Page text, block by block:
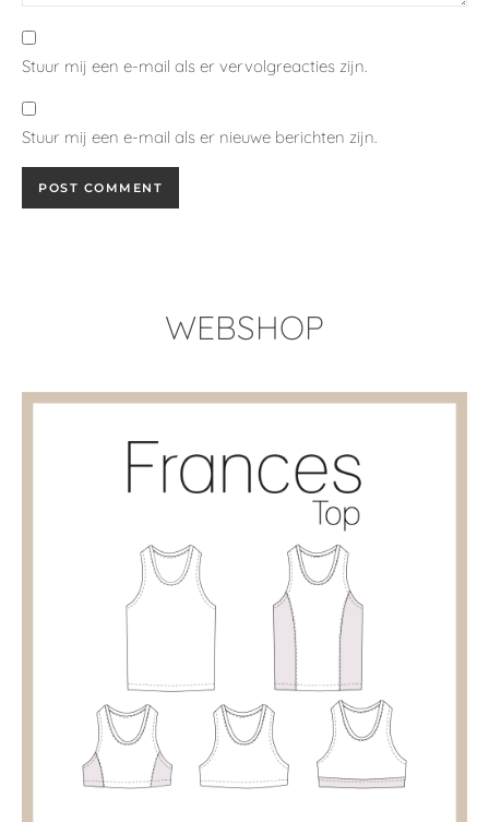
Stuur mij een e-mail als er vervolgreacties zijn.
Stuur mij een e-mail als er nieuwe berichten zijn.
WEBSHOP